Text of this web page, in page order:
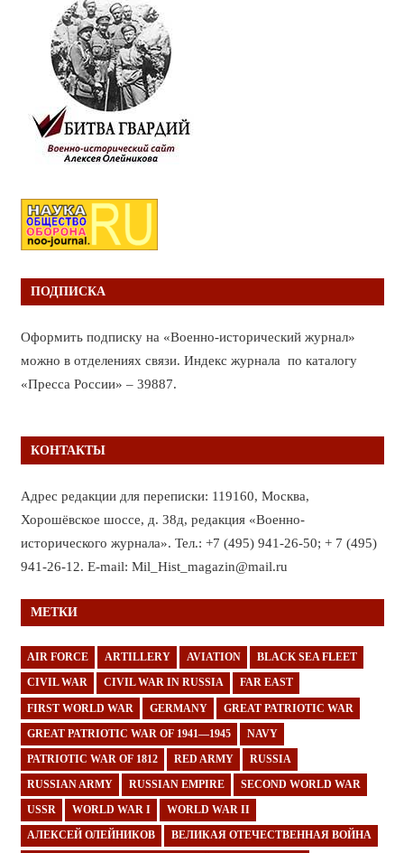
ПОДПИСКА
Оформить подписку на «Военно-исторический журнал»
можно в отделениях связи. Индекс журнала по каталогу
«Пресса России» – 39887.
КОНТАКТЫ
Адрес редакции для переписки: 119160, Москва,
Хорошёвское шоссе, д. 38д, редакция «Военно-
исторического журнала». Тел.: +7 (495) 941-26-50; + 7 (495)
941-26-12. E-mail: Mil_Hist_magazin@mail.ru
МЕТКИ
AIR FORCE ARTILLERY AVIATION BLACK SEA FLEET
CIVIL WAR CIVIL WAR IN RUSSIA FAR EAST
FIRST WORLD WAR GERMANY GREAT PATRIOTIC WAR
GREAT PATRIOTIC WAR OF 1941—1945 NAVY
PATRIOTIC WAR OF 1812 RED ARMY RUSSIA
RUSSIAN ARMY RUSSIAN EMPIRE SECOND WORLD WAR
USSR WORLD WAR I WORLD WAR II
АЛЕКСЕЙ ОЛЕЙНИКОВ ВЕЛИКАЯ ОТЕЧЕСТВЕННАЯ ВОЙНА